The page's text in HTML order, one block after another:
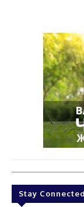
Stay Connected